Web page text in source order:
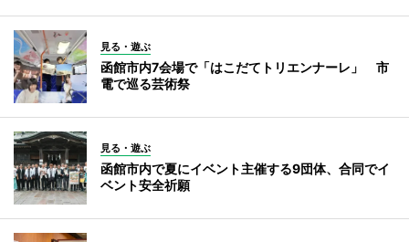
見る・遊ぶ
函館市内7会場で「はこだてトリエンナーレ」 市
電で巡る芸術祭
見る・遊ぶ
函館市内で夏にイベント主催する9団体、合同でイ
ベント安全祈願